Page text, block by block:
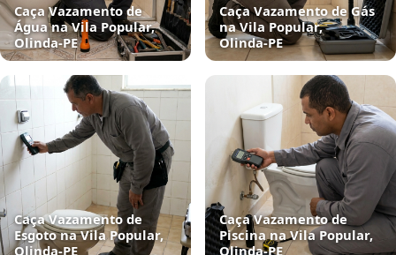
Caça Vazamento de
Água na Vila Popular,
Olinda‑PE
Caça Vazamento de Gás
na Vila Popular,
Olinda‑PE
Caça Vazamento de
Esgoto na Vila Popular,
Olinda‑PE
Caça Vazamento de
Piscina na Vila Popular,
Olinda‑PE